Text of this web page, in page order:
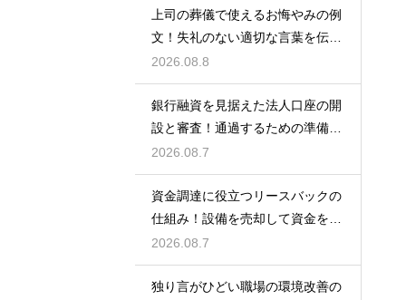
上司の葬儀で使えるお悔やみの例
文！失礼のない適切な言葉を伝え
る例文
2026.08.8
銀行融資を見据えた法人口座の開
設と審査！通過するための準備と
ポイント
2026.08.7
資金調達に役立つリースバックの
仕組み！設備を売却して資金を得
る方法
2026.08.7
独り言がひどい職場の環境改善の